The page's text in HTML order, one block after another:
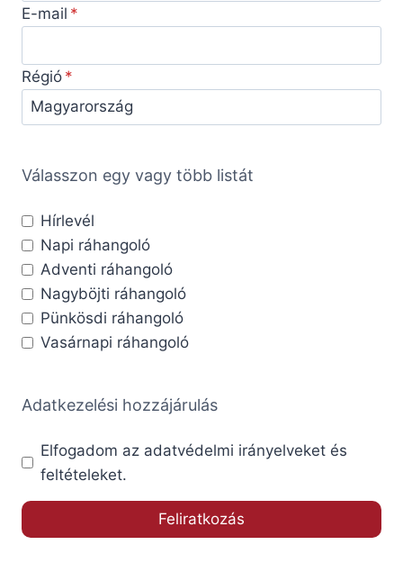
E-mail
Régió
Válasszon egy vagy több listát
Hírlevél
Napi ráhangoló
Adventi ráhangoló
Nagyböjti ráhangoló
Pünkösdi ráhangoló
Vasárnapi ráhangoló
Adatkezelési hozzájárulás
Elfogadom az adatvédelmi irányelveket és
feltételeket.